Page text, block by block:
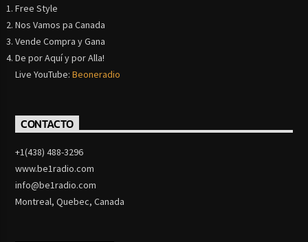
Free Style
Nos Vamos pa Canada
Vende Compra y Gana
De por Aquí y por Alla!
Live YouTube:Beoneradio
CONTACTO
+1(438) 488-3296
www.be1radio.com
info@be1radio.com
Montreal, Quebec, Canada